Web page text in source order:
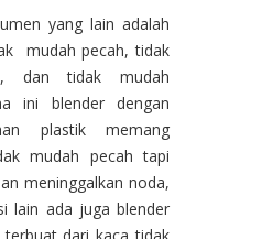
yang lain adalah
mudah pecah, tidak
dan tidak mudah
ini blender dengan
plastik memang
mudah pecah tapi
meninggalkan noda,
lain ada juga blender